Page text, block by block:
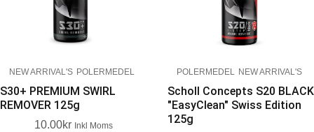
NEW ARRIVAL'S POLERMEDEL
S30+ PREMIUM SWIRL
REMOVER 125g
10.00Kr Inkl Moms
POLERMEDEL NEW ARRIVAL'S
Scholl Concepts S20 BLACK
"EasyClean" Swiss Edition
125g